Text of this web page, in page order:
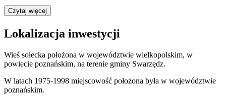
Czytaj więcej
Lokalizacja inwestycji
Wieś sołecka położona w województwie wielkopolskim, w
powiecie poznańskim, na terenie gminy Swarzędz.
W latach 1975-1998 miejscowość położona była w województwie
poznańskim.